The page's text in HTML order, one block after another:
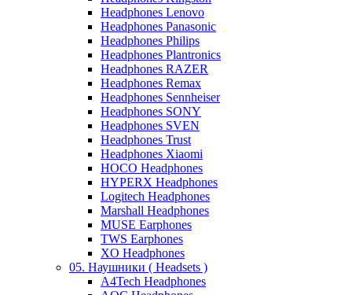
Headphones Lenovo
Headphones Panasonic
Headphones Philips
Headphones Plantronics
Headphones RAZER
Headphones Remax
Headphones Sennheiser
Headphones SONY
Headphones SVEN
Headphones Trust
Headphones Xiaomi
HOCO Headphones
HYPERX Headphones
Logitech Headphones
Marshall Headphones
MUSE Earphones
TWS Earphones
XO Headphones
05. Наушники ( Headsets )
A4Tech Headphones